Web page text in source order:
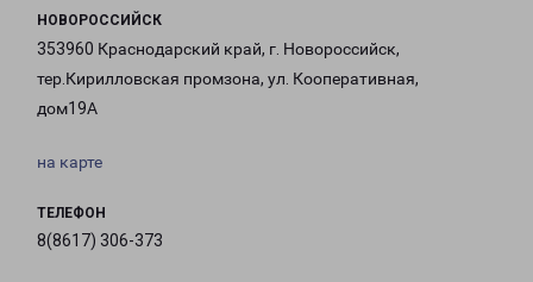
НОВОРОССИЙСК
353960 Краснодарский край, г. Новороссийск,
тер.Кирилловская промзона, ул. Кооперативная,
дом19А
на карте
ТЕЛЕФОН
8(8617) 306-373